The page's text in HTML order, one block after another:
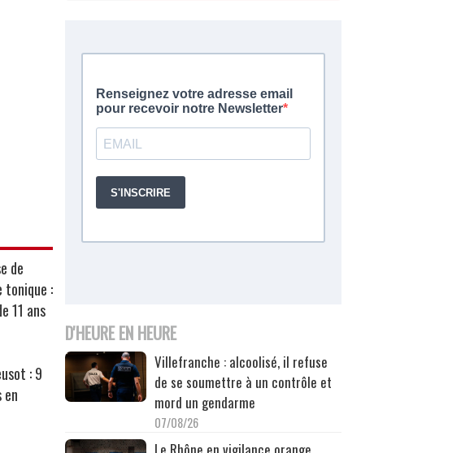
de
tonique :
11 ans
: 9
D'HEURE EN HEURE
Villefranche : alcoolisé, il refuse
de se soumettre à un contrôle et
mord un gendarme
07/08/26